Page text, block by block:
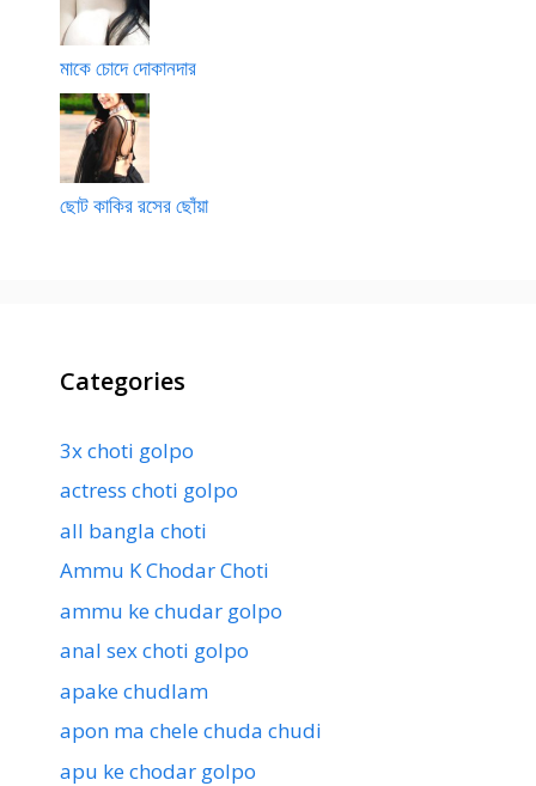
মাকে চোদে দোকানদার
ছোট কাকির রসের ছোঁয়া
Categories
3x choti golpo
actress choti golpo
all bangla choti
Ammu K Chodar Choti
ammu ke chudar golpo
anal sex choti golpo
apake chudlam
apon ma chele chuda chudi
apu ke chodar golpo